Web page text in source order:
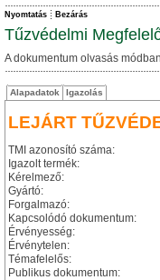
Nyomtatás Bezárás
Tűzvédelmi
A dokumentum olvasás
Alapadatok Igazolás
LEJÁRT
TMI azonosító száma:
Igazolt termék:
Kérelmező:
Gyártó:
Forgalmazó:
Kapcsolódó dokumentum:
Érvényesség:
Érvénytelen:
Témafelelős:
Publikus dokumentum: